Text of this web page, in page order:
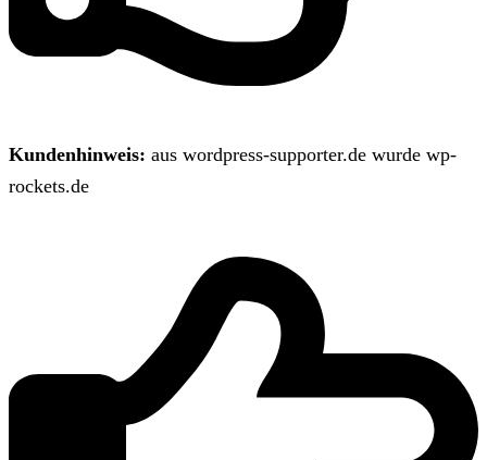
Kundenhinweis: aus wordpress-supporter.de wurde wp-
rockets.de